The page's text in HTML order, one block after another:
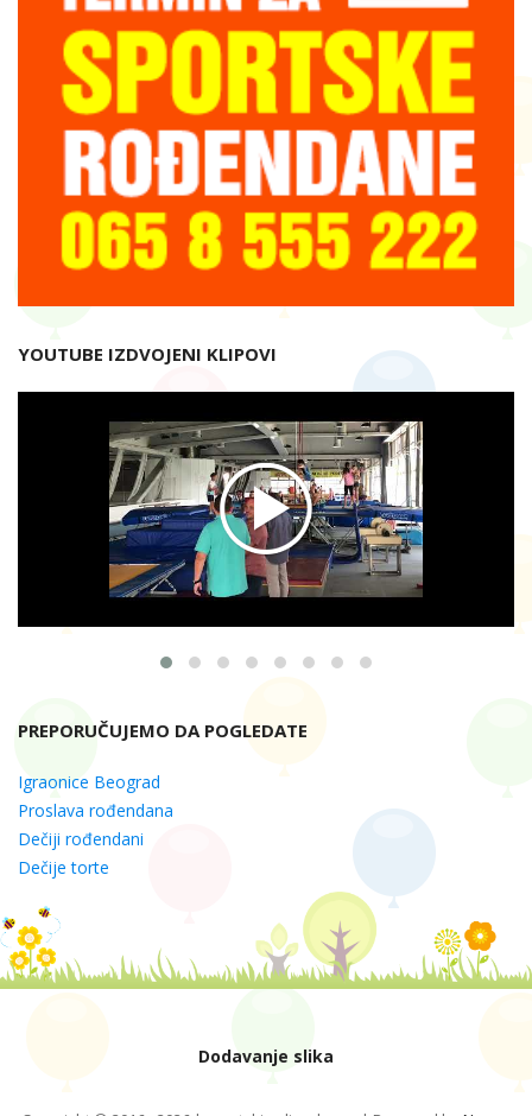
YOUTUBE IZDVOJENI KLIPOVI
PREPORUČUJEMO DA POGLEDATE
Igraonice Beograd
Proslava rođendana
Dečiji rođendani
Dečije torte
Dodavanje slika